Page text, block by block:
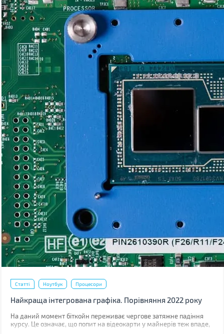
Статті Ноутбук Процесори
Найкраща інтегрована графіка. Порівняння 2022 року
На даний момент біткойн переживає чергове затяжне падіння
курсу. Це означає, що попит на відеокарти у майнерів теж впаде,